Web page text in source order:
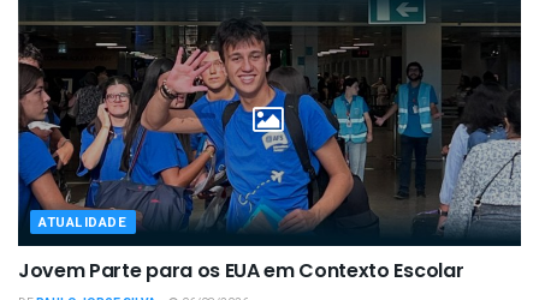
ATUALIDADE
Jovem Parte para os EUA em Contexto Escolar